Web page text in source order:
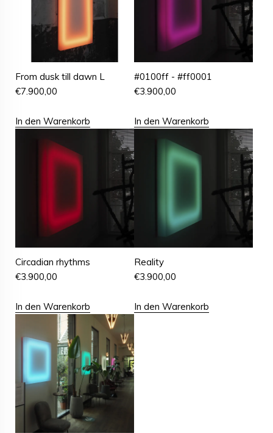
From dusk till dawn L
€7.900,00
In den Warenkorb
#0100ff - #ff0001
€3.900,00
In den Warenkorb
Circadian rhythms
€3.900,00
In den Warenkorb
Reality
€3.900,00
In den Warenkorb